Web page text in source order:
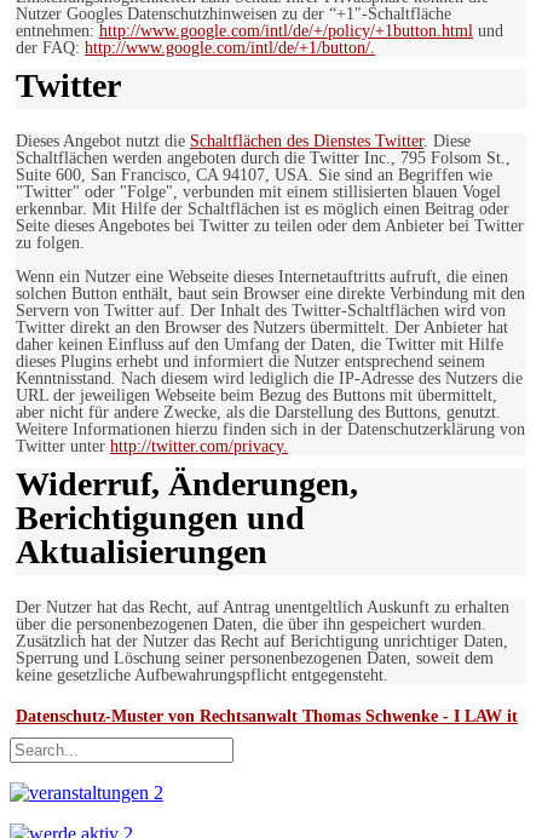
Nutzer Googles Datenschutzhinweisen zu der “+1″-Schaltfläche
entnehmen: http://www.google.com/intl/de/+/policy/+1button.html und
der FAQ: http://www.google.com/intl/de/+1/button/.
Twitter
Dieses Angebot nutzt die Schaltflächen des Dienstes Twitter. Diese
Schaltflächen werden angeboten durch die Twitter Inc., 795 Folsom St.,
Suite 600, San Francisco, CA 94107, USA. Sie sind an Begriffen wie
"Twitter" oder "Folge", verbunden mit einem stillisierten blauen Vogel
erkennbar. Mit Hilfe der Schaltflächen ist es möglich einen Beitrag oder
Seite dieses Angebotes bei Twitter zu teilen oder dem Anbieter bei Twitter
zu folgen.
Wenn ein Nutzer eine Webseite dieses Internetauftritts aufruft, die einen
solchen Button enthält, baut sein Browser eine direkte Verbindung mit den
Servern von Twitter auf. Der Inhalt des Twitter-Schaltflächen wird von
Twitter direkt an den Browser des Nutzers übermittelt. Der Anbieter hat
daher keinen Einfluss auf den Umfang der Daten, die Twitter mit Hilfe
dieses Plugins erhebt und informiert die Nutzer entsprechend seinem
Kenntnisstand. Nach diesem wird lediglich die IP-Adresse des Nutzers die
URL der jeweiligen Webseite beim Bezug des Buttons mit übermittelt,
aber nicht für andere Zwecke, als die Darstellung des Buttons, genutzt.
Weitere Informationen hierzu finden sich in der Datenschutzerklärung von
Twitter unter http://twitter.com/privacy.
Widerruf, Änderungen,
Berichtigungen und
Aktualisierungen
Der Nutzer hat das Recht, auf Antrag unentgeltlich Auskunft zu erhalten
über die personenbezogenen Daten, die über ihn gespeichert wurden.
Zusätzlich hat der Nutzer das Recht auf Berichtigung unrichtiger Daten,
Sperrung und Löschung seiner personenbezogenen Daten, soweit dem
keine gesetzliche Aufbewahrungspflicht entgegensteht.
Datenschutz-Muster von Rechtsanwalt Thomas Schwenke - I LAW it